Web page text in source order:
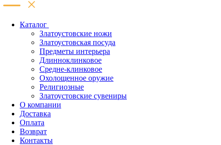
Каталог
Златоустовские ножи
Златоустовская посуда
Предметы интерьера
Длинноклинковое
Средне-клинковое
Охолощенное оружие
Религиозные
Златоустовские сувениры
О компании
Доставка
Оплата
Возврат
Контакты